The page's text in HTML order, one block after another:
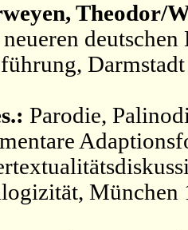
Theodor/
Parodie,
München